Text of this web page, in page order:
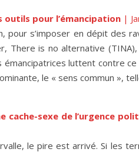
outils pour l’émancipation |
pour s’imposer en dépit des
There is no alternative
luttent contre
le « sens commun »,
cache-sexe de l’urgence
le pire est arrivé. Si les